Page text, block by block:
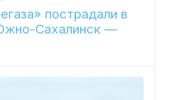
пострадали в
Сахалинск —